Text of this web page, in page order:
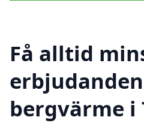
Få alltid
bergvärme i